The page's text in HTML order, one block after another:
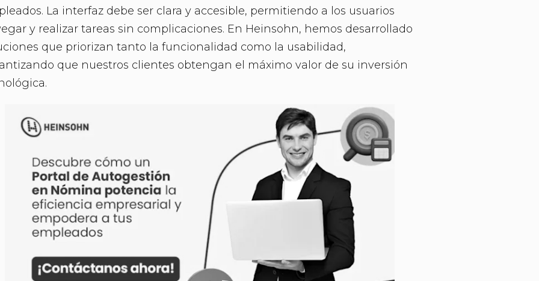
La interfaz debe ser clara y accesible, permitiendo a los usuarios
y realizar tareas sin complicaciones. En Heinsohn, hemos desarrollado
que priorizan tanto la funcionalidad como la usabilidad,
que nuestros clientes obtengan el máximo valor de su inversión